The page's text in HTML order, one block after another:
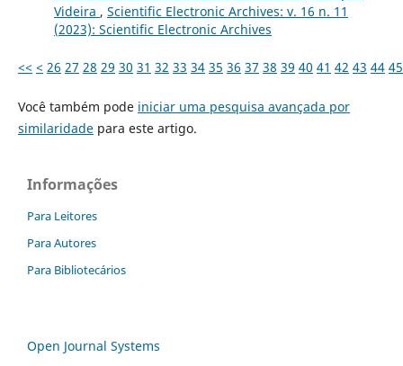
Videira , Scientific Electronic Archives: v. 16 n. 11
(2023): Scientific Electronic Archives
<< < 26 27 28 29 30 31 32 33 34 35 36 37 38 39 40 41 42 43 44 45
Você também pode iniciar uma pesquisa avançada por
similaridadepara este artigo.
Informações
Para Leitores
Para Autores
Para Bibliotecários
Open Journal Systems